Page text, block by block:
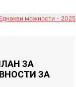
можности - 2025
ЗА
ЗА